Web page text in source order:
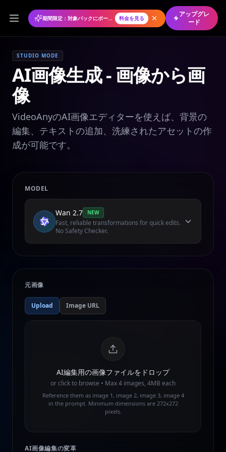
期間限定：対象パックにボーナスクレジット 料金を見る
アップグレ
ード
STUDIO MODE
AI画像生成 - 画像から画
像
VideoAnyのAI画像エディターを使えば、背景の
編集、テキストの追加、洗練されたアセットの作
成が可能です。
MODEL
Wan 2.7 NEW
Fast, reliable transformations for quick edits.
No Safety Checker.
元画像
Upload Image URL
AI編集用の画像ファイルをドロップ
or click to browse • Max4 images, 4MB each
Reference them as image 1, image 2, image 3, image 4
in the prompt. Minimum dimensions are 272x272
pixels.
AI画像編集の変革